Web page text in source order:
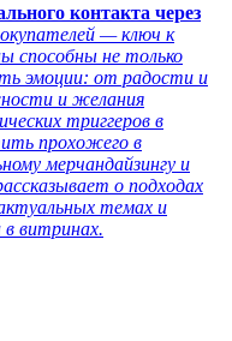
контакта через
— ключ к
способны не только
эмоции: от радости и
и желания
триггеров в
прохожего в
мерчандайзингу и
о подходах
темах и
витринах.